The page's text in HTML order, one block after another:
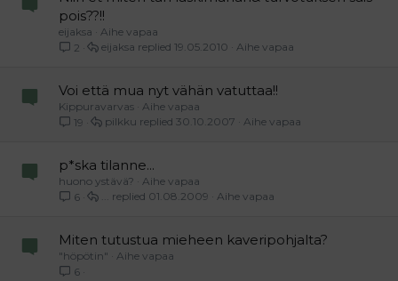
pois??!!
eijaksa
Aihe vapaa
2
Aihe vapaa
19.05.2010
eijaksa
Voi että mua nyt vähän vatuttaa!!
Kippuravarvas Aihe vapaa
19
Aihe vapaa
30.10.2007
pilkku
p*ska tilanne...
huono ystävä?
Aihe vapaa
6
Aihe vapaa
01.08.2009
Miten tutustua mieheen kaveripohjalta?
"höpötin"
Aihe vapaa
6